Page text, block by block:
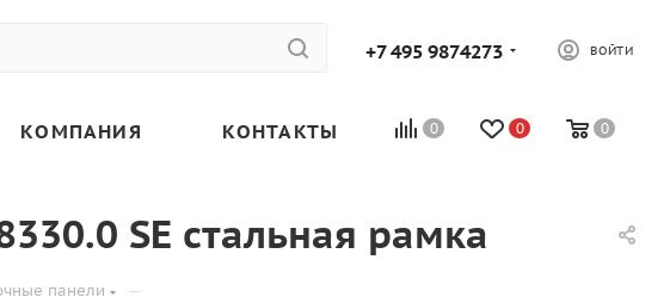
+7 495 9874273 ВОЙТИ
0 0 0
КОМПАНИЯ КОНТАКТЫ
SE стальная рамка
панели —